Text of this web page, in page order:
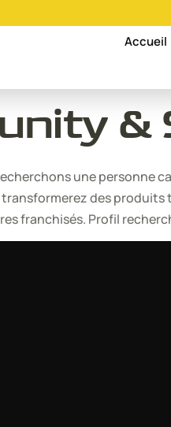
Accueil
&
une personne
des produits
franchisés. Profil